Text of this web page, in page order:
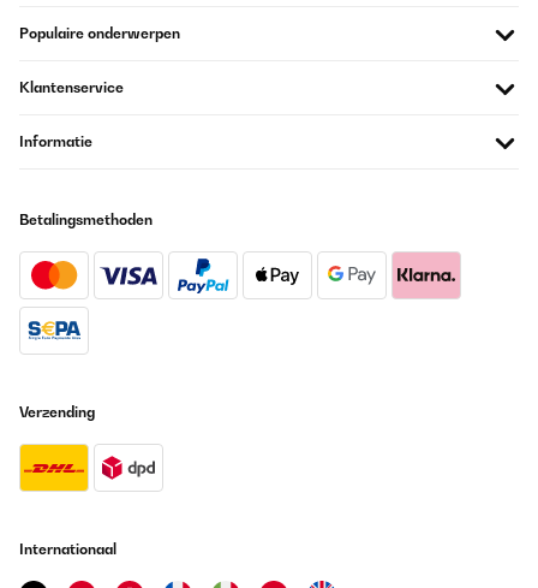
Populaire onderwerpen
Klantenservice
Informatie
Betalingsmethoden
Verzending
Internationaal